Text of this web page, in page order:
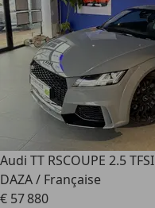
Audi TT RSCOUPE 2.5
DAZA / Française
€ 57 880